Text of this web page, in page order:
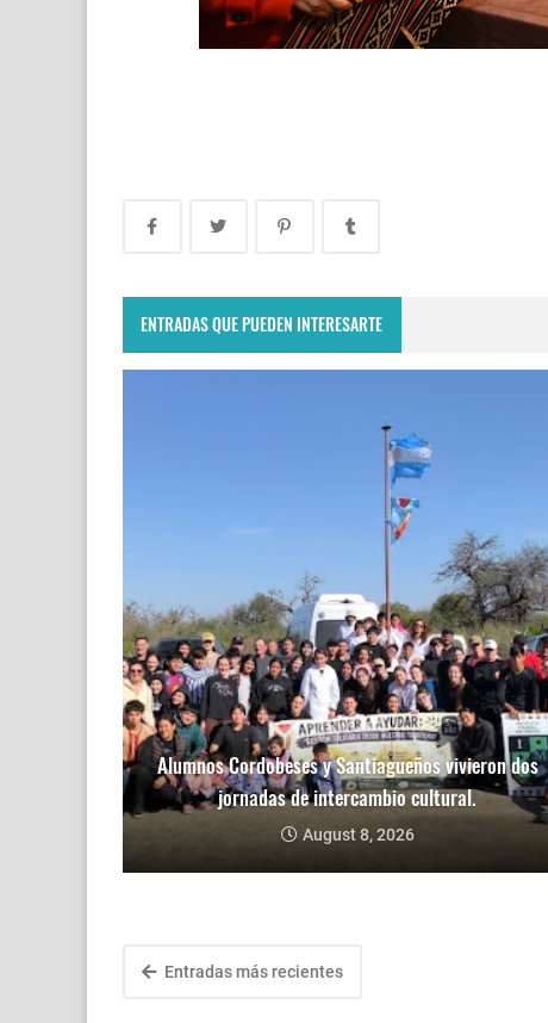
ENTRADAS QUE PUEDEN INTERESARTE
Alumnos Cordobeses y Santiagueños vivieron dos
jornadas de intercambio cultural.
August 8, 2026
Entradas más recientes